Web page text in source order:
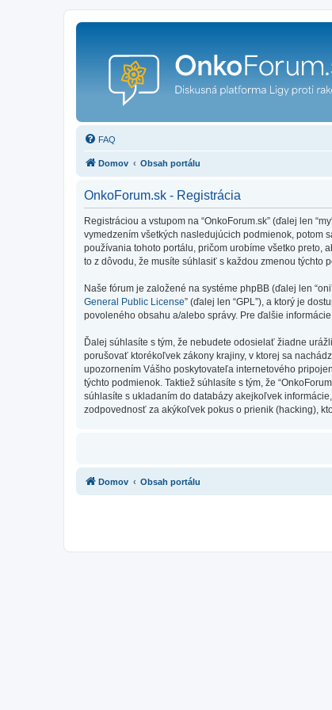
FAQ
Domov Obsah portálu
OnkoForum.sk - Registrácia
Registráciou a vstupom na “OnkoForum.sk” (ďalej len
vymedzením všetkých nasledujúcich podmienok, potom
používania tohoto portálu, pričom urobíme všetko preto,
to z dôvodu, že musíte súhlasiť s každou zmenou týchto
Naše fórum je založené na systéme phpBB (ďalej len
General Public License” (ďalej len “GPL”), a ktorý je
povoleného obsahu a/alebo správy. Pre ďalšie
Ďalej súhlasíte s tým, že nebudete odosielať žiadne
porušovať ktorékoľvek zákony krajiny, v ktorej sa
upozornením Vášho poskytovateľa internetového
týchto podmienok. Taktiež súhlasíte s tým, že
súhlasíte s ukladaním do databázy akejkoľvek
zodpovednosť za akýkoľvek pokus o prienik (hacking),
Domov Obsah portálu